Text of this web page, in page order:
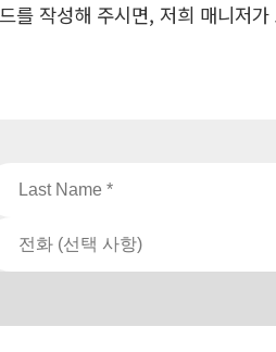
작성해 주시면, 저희 매니저